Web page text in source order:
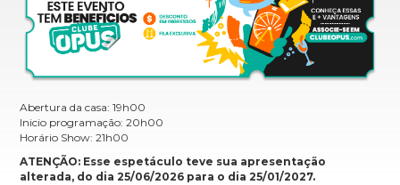
Abertura da casa: 19h00
Inicio programação: 20h00
Horário Show: 21h00
ATENÇÃO: Esse espetáculo teve sua apresentação
alterada, do dia 25/06/2026 para o dia 25/01/2027.